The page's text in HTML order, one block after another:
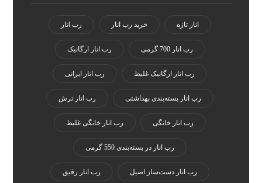
انار تازه خرید رب انار رب انار
رب انار 700 گرمی رب انار ارگانیک
رب انار ارگانیک غلیظ رب انار ایرانی
رب انار بسته‌بندی بهداشتی رب انار ترش
رب انار خانگی رب انار خانگی غلیظ
رب انار در بسته‌بندی 550 گرمی
رب انار دست‌ساز اصیل رب انار رقیق